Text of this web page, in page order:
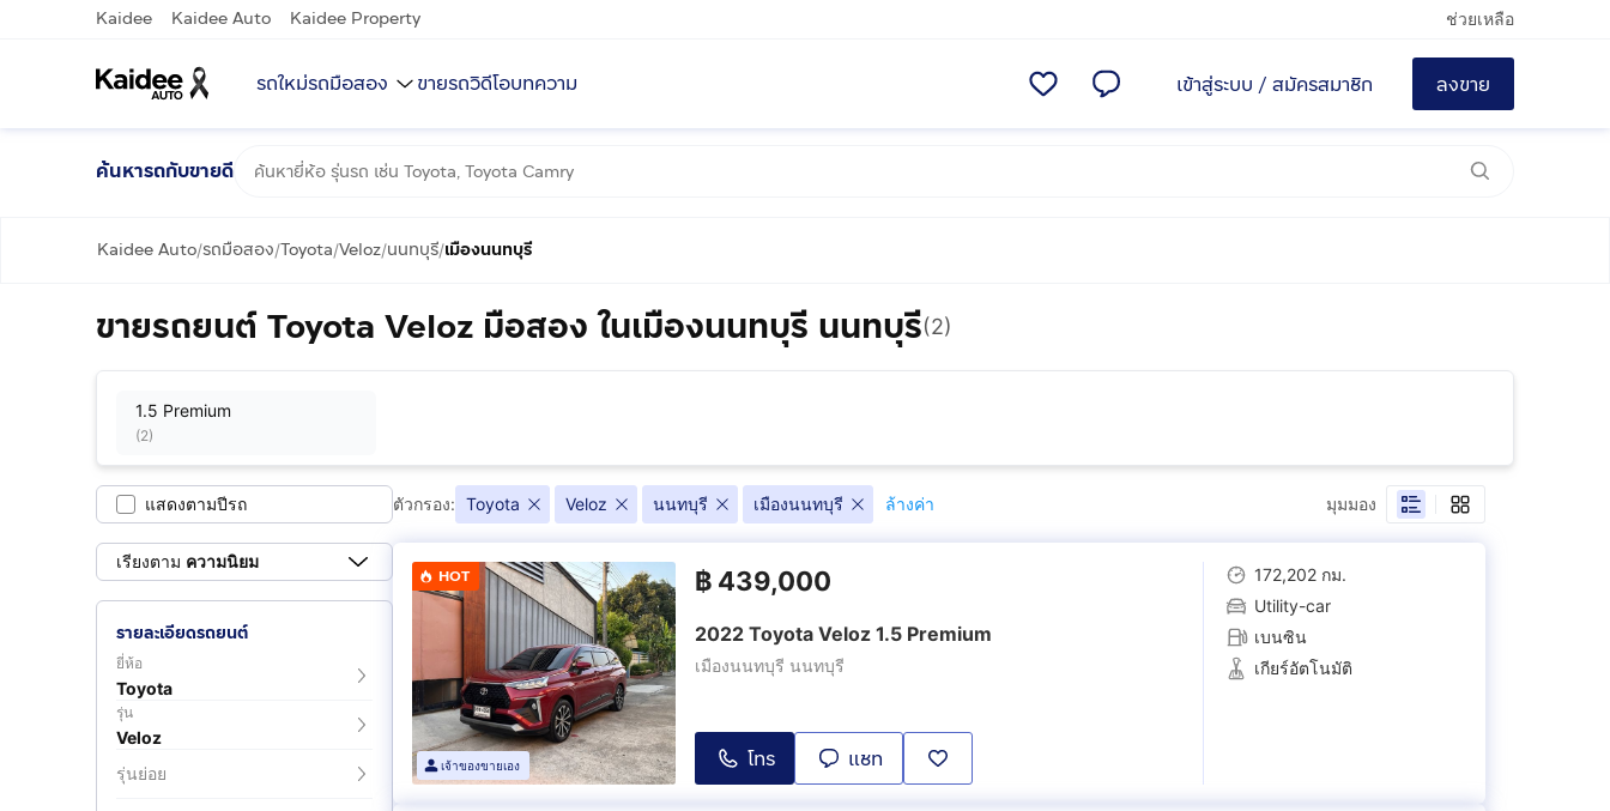
Kaidee Kaidee Auto Kaidee Property ช่วยเหลือ
รถใหม่รถมือสอง ขายรถวิดีโอบทความ เข้าสู่ระบบ / สมัครสมาชิก ลงขาย
ค้นหารถกับขายดี
Kaidee Auto/รถมือสอง/Toyota/Veloz/นนทบุรี/เมืองนนทบุรี
ขายรถยนต์ Toyota Veloz มือสอง ในเมืองนนทบุรี นนทบุรี(2)
1.5 Premium
(2)
แสดงตามปีรถ
เรียงตาม ความนิยม
รายละเอียดรถยนต์
ยี่ห้อ
Toyota
รุ่น
Veloz
รุ่นย่อย
ตัวกรอง: Toyota Veloz นนทบุรี เมืองนนทบุรี ล้างค่า มุมมอง
HOT
เจ้าของขายเอง
฿ 439,000
2022 Toyota Veloz 1.5 Premium
เมืองนนทบุรี นนทบุรี
โทร แชท
172,202 กม.
Utility-car
เบนซิน
เกียร์อัตโนมัติ